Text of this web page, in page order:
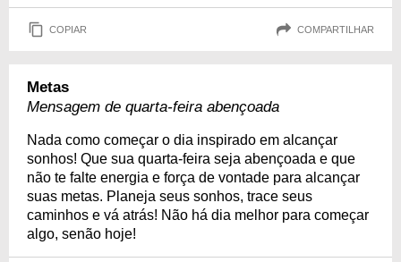
COPIAR COMPARTILHAR
Metas
Mensagem de quarta-feira abençoada
Nada como começar o dia inspirado em alcançar
sonhos! Que sua quarta-feira seja abençoada e que
não te falte energia e força de vontade para alcançar
suas metas. Planeja seus sonhos, trace seus
caminhos e vá atrás! Não há dia melhor para começar
algo, senão hoje!